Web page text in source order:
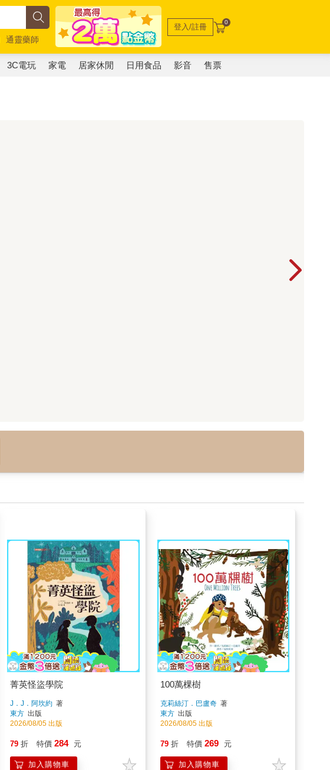
通靈藥師
登入/註冊 0
3C電玩 家電 居家休閒 日用食品 影音 售票
菁英怪盜學院
J．J．阿坎約著
東方 出版
2026/08/05 出版
79 折 特價 284 元
加入購物車
100萬棵樹
克莉絲汀．巴盧奇著
東方 出版
2026/08/05 出版
79 折 特價 269 元
加入購物車